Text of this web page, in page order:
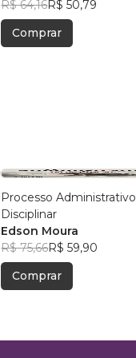
R$ 64,16R$ 50,79
Comprar
Processo Administrativo
Disciplinar
Edson Moura
R$ 75,66R$ 59,90
Comprar